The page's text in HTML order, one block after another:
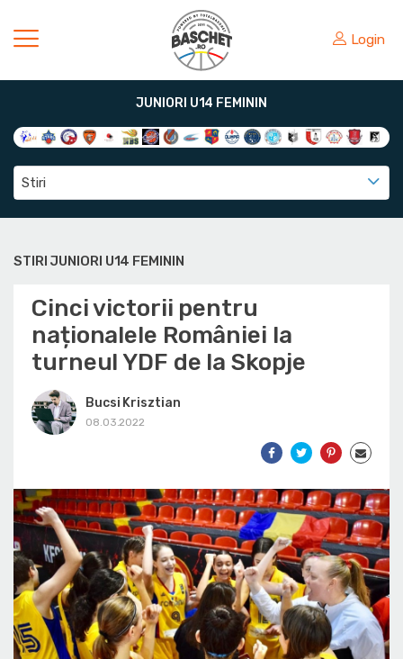
Login
JUNIORI U14 FEMININ
Stiri
STIRI JUNIORI U14 FEMININ
Cinci victorii pentru
naționalele României la
turneul YDF de la Skopje
Bucsi Krisztian
08.03.2022